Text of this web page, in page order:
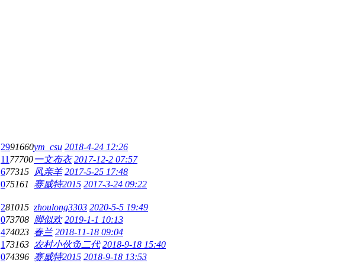
2991660ym_csu 2018-4-24 12:26
11 77700一文布衣 2017-12-2 07:57
677315 风亲羊 2017-5-25 17:48
075161 赛威特2015 2017-3-24 09:22
281015 zhoulong3303 2020-5-5 19:49
073708 脚似欢 2019-1-1 10:13
474023 春兰 2018-11-18 09:04
1 73163 农村小伙负二代 2018-9-18 15:40
074396 赛威特2015 2018-9-18 13:53